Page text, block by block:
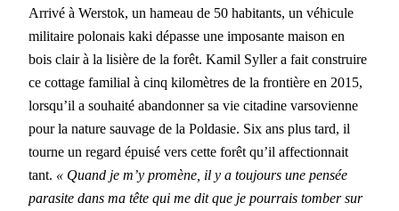
Arrivé à Wer­stok, un hameau de 50 habi­tants, un véhicule
mil­i­taire polon­ais kaki dépasse une imposante mai­son en
bois clair à la lisière de la forêt. Kamil Syller a fait con­stru­ire
ce cot­tage famil­ial à cinq kilo­mètres de la fron­tière en 2015,
lorsqu’il a souhaité aban­don­ner sa vie cita­dine varso­vi­enne
pour la nature sauvage de la Poldasie. Six ans plus tard, il
tourne un regard épuisé vers cette forêt qu’il affec­tion­nait
tant. « Quand je m’y promène, il y a tou­jours une pen­sée
par­a­site dans ma tête qui me dit que je pour­rais tomber sur